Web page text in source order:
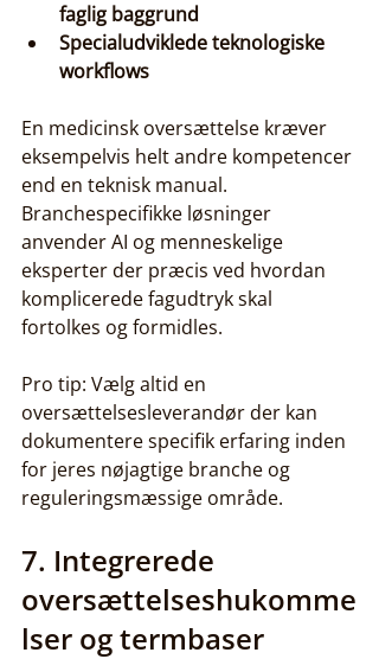
faglig baggrund
Specialudviklede teknologiske
workflows
En medicinsk oversættelse kræver
eksempelvis helt andre kompetencer
end en teknisk manual.
Branchespecifikke løsninger
anvender AI og menneskelige
eksperter der præcis ved hvordan
komplicerede fagudtryk skal
fortolkes og formidles.
Pro tip: Vælg altid en
oversættelsesleverandør der kan
dokumentere specifik erfaring inden
for jeres nøjagtige branche og
reguleringsmæssige område.
7. Integrerede
oversættelseshukomme
lser og termbaser